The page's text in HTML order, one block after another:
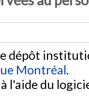
dépôt
Montréal.
l'aide du